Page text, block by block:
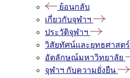
ย้อนกลับ
เกี่ยวกับจุฬาฯ
ประวัติจุฬาฯ
วิสัยทัศน์และยุทธศาสตร์
อัตลักษณ์มหาวิทยาลัย
จุฬาฯ กับความยั่งยืน